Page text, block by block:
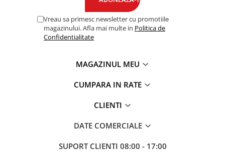
Vreau sa primesc newsletter cu promotiile
magazinului. Afla mai multe in Politica de
Confidentialitate
MAGAZINUL MEU
CUMPARA IN RATE
CLIENTI
DATE COMERCIALE
SUPORT CLIENTI 08:00 - 17:00